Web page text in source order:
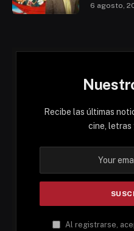
6 agosto,
Recibe las últimas
cine, letras
Al registrarse,